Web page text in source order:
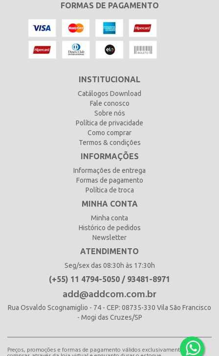
FORMAS DE PAGAMENTO
INSTITUCIONAL
Catálogos Download
Fale conosco
Sobre nós
Política de privacidade
Como comprar
Termos & condições
INFORMAÇÕES
Informações de entrega
Formas de pagamento
Política de troca
MINHA CONTA
Minha conta
Histórico de pedidos
Newsletter
ATENDIMENTO
Seg/sex das 08:30h às 17:30h
(+55) 11 4794-5050 / 93481-8971
add@addcom.com.br
Rua Osvaldo Scognamiglio - 74 - CEP: 08735-330 Vila São Francisco
- Mogi das Cruzes/SP
Preços, promoções e formas de pagamento válidos exclusivamente para